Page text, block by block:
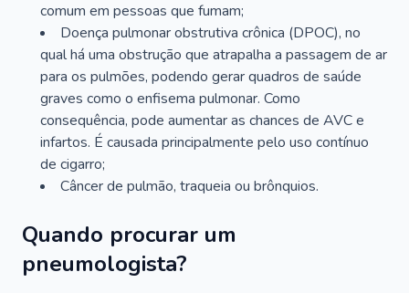
comum em pessoas que fumam;
Doença pulmonar obstrutiva crônica (DPOC), no
qual há uma obstrução que atrapalha a passagem de ar
para os pulmões, podendo gerar quadros de saúde
graves como o enfisema pulmonar. Como
consequência, pode aumentar as chances de AVC e
infartos. É causada principalmente pelo uso contínuo
de cigarro;
Câncer de pulmão, traqueia ou brônquios.
Quando procurar um
pneumologista?